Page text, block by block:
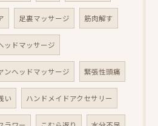
足裏マッサージ 筋肉解す
ッドマッサージ
ンヘッドマッサージ 緊張性頭痛
い ハンドメイドアクセサリー